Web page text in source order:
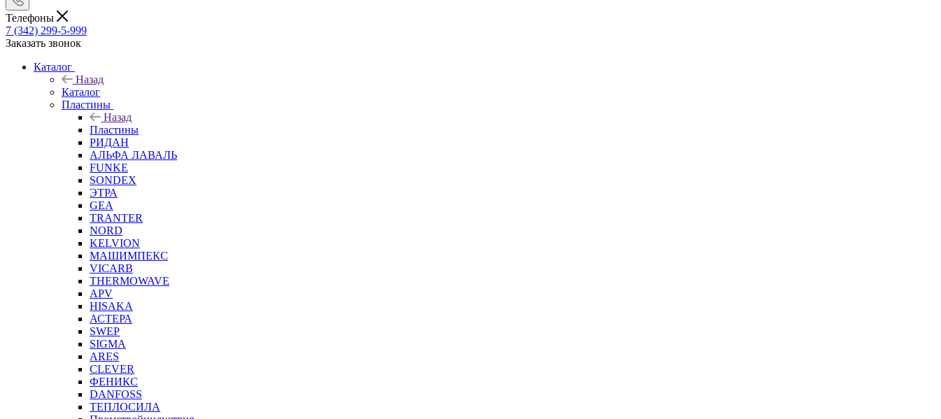
Телефоны
7 (342) 299-5-999
Заказать звонок
Каталог
Назад
Каталог
Пластины
Назад
Пластины
РИДАН
АЛЬФА ЛАВАЛЬ
FUNKE
SONDEX
ЭТРА
GEA
TRANTER
NORD
KELVION
МАШИМПЕКС
VICARB
THERMOWAVE
APV
HISAKA
АСТЕРА
SWEP
SIGMA
ARES
CLEVER
ФЕНИКС
DANFOSS
ТЕПЛОСИЛА